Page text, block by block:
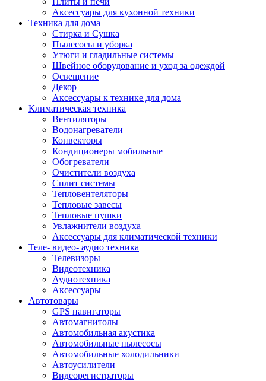
Аксессуары для кухонной техники
Техника для дома
Стирка и Сушка
Пылесосы и уборка
Утюги и гладильные системы
Швейное оборудование и уход за одеждой
Освещение
Декор
Аксессуары к технике для дома
Климатическая техника
Вентиляторы
Водонагреватели
Конвекторы
Кондиционеры мобильные
Обогреватели
Очистители воздуха
Сплит системы
Тепловентеляторы
Тепловые завесы
Тепловые пушки
Увлажнители воздуха
Аксессуары для климатической техники
Теле- видео- аудио техника
Телевизоры
Видеотехника
Аудиотехника
Аксессуары
Автотовары
GPS навигаторы
Автомагнитолы
Автомобильная акустика
Автомобильные пылесосы
Автомобильные холодильники
Автоусилители
Видеорегистраторы